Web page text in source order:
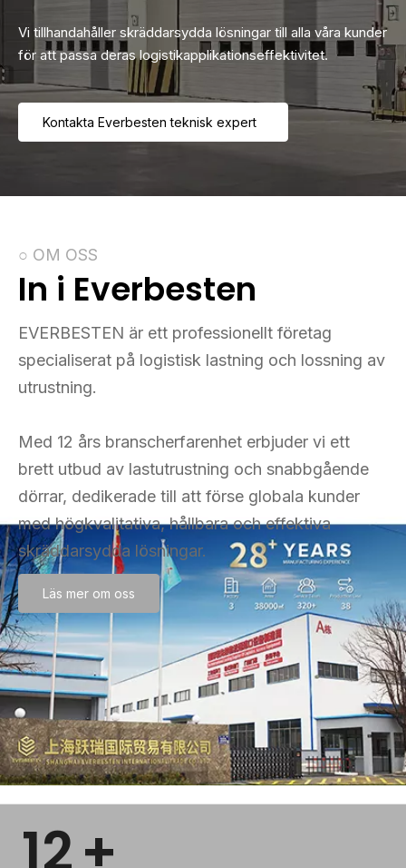
Vi tillhandahåller skräddarsydda lösningar till alla våra kunder
för att passa deras logistikapplikationseffektivitet.
Kontakta Everbesten teknisk expert
○ OM OSS
In i Everbesten
EVERBESTEN är ett professionellt företag
specialiserat på logistisk lastning och lossning av
utrustning.
Med 12 års branscherfarenhet erbjuder vi ett
brett utbud av lastutrustning och snabbgående
dörrar, dedikerade till att förse globala kunder
med högkvalitativa, hållbara och effektiva
skräddarsydda lösningar.
Läs mer om oss
12+